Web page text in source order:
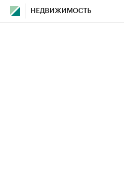
НЕДВИЖИМОСТЬ